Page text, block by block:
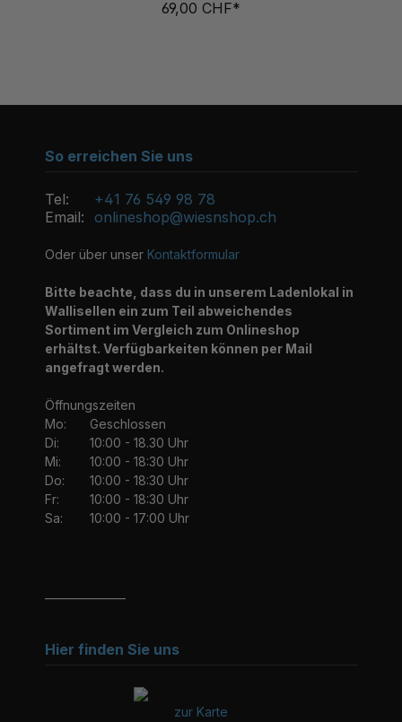
So erreichen Sie uns
Tel:
+41 76 549 98 78
Email: onlineshop@wiesnshop.ch
Oder über unser Kontaktformular
Bitte beachte, dass du in unserem Ladenlokal in
Wallisellen ein zum Teil abweichendes
Sortiment im Vergleich zum Onlineshop
erhältst. Verfügbarkeiten können per Mail
angefragt werden.
Öffnungszeiten
Mo:
Geschlossen
Di:
10:00 - 18.30 Uhr
Mi:
10:00 - 18:30 Uhr
Do:
10:00 - 18:30 Uhr
Fr:
10:00 - 18:30 Uhr
Sa:
10:00 - 17:00 Uhr
Hier finden Sie uns
zur Karte